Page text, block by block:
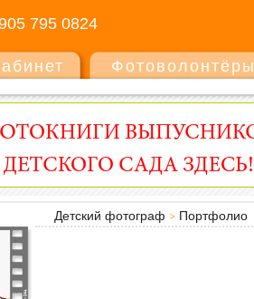
795 0824
Фотоволонтёры
Детский фотограф
Портфолио